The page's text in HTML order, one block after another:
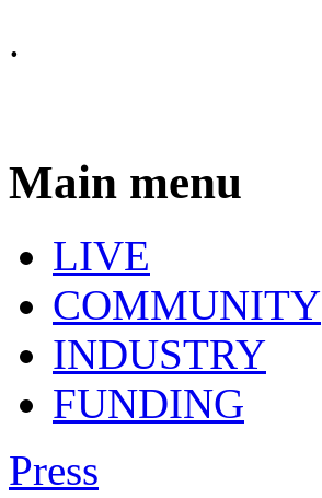
.
Main menu
LIVE
COMMUNITY
INDUSTRY
FUNDING
Press